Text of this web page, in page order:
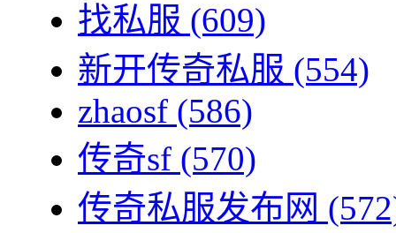
找私服 (609)
新开传奇私服 (554)
zhaosf (586)
传奇sf (570)
传奇私服发布网